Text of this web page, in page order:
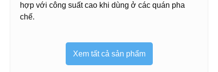
hợp với công suất cao khi dùng ở các quán pha
chế.
Xem tất cả sản phẩm